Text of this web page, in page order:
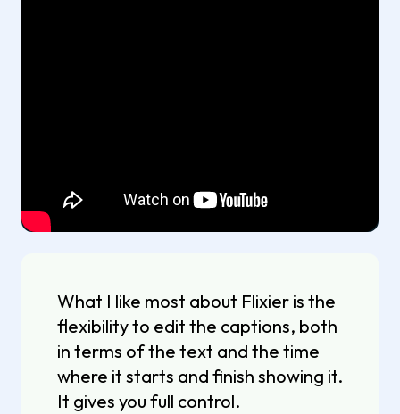
What I like most about Flixier is the
flexibility to edit the captions, both
in terms of the text and the time
where it starts and finish showing it.
It gives you full control.